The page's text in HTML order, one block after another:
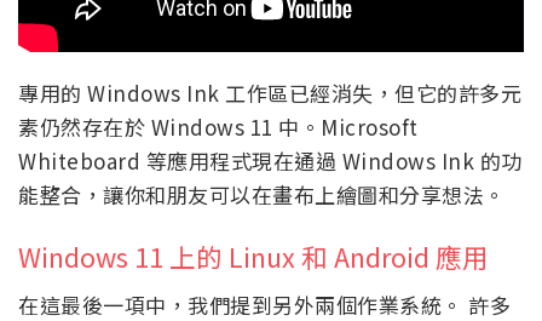
專用的 Windows Ink 工作區已經消失，但它的許多元
素仍然存在於 Windows 11 中。Microsoft
Whiteboard 等應用程式現在通過 Windows Ink 的功
能整合，讓你和朋友可以在畫布上繪圖和分享想法。
Windows 11 上的 Linux 和 Android 應用
在這最後一項中，我們提到另外兩個作業系統。 許多